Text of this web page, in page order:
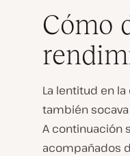
Cómo
La lentitud en
también
A continuación
acompañados